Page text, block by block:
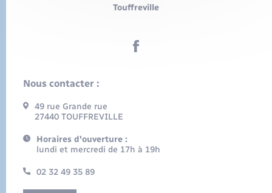
Touffreville
Nous contacter :
49 rue Grande rue
27440 TOUFFREVILLE
Horaires d'ouverture :
lundi et mercredi de 17h à 19h
02 32 49 35 89